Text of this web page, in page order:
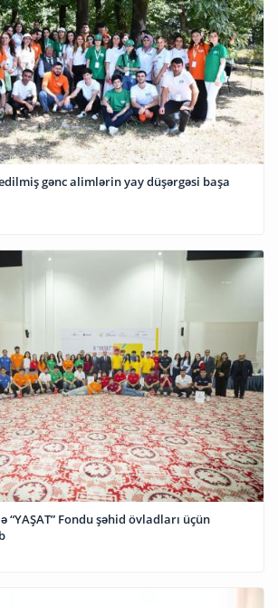
gənc alimlərin yay düşərgəsi başa
“YAŞAT” Fondu şəhid övladları üçün